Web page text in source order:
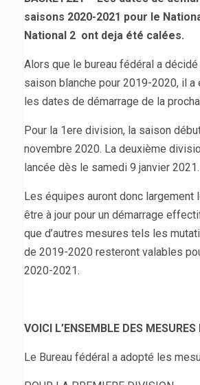
saisons 2020-2021 pour le
National 2 ont deja été calées.
Alors que le bureau fédéral a décidé
saison blanche pour 2019-2020, il a
les dates de démarrage de la
Pour la 1ere division, la saison
novembre 2020. La deuxième
lancée dès le samedi 9 janvier 2021.
Les équipes auront donc largement
être à jour pour un démarrage
que d’autres mesures tels les
de 2019-2020 resteront valables
2020-2021.
VOICI L’ENSEMBLE DES MESURES
Le Bureau fédéral a adopté les